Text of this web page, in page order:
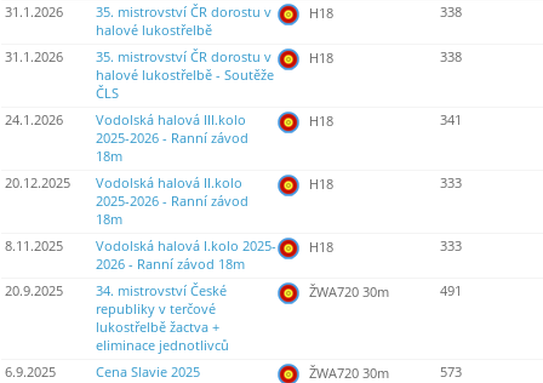
31.1.2026
35. mistrovství ČR dorostu v
halové lukostřelbě
H18 338
31.1.2026
35. mistrovství ČR dorostu v
halové lukostřelbě - Soutěže
ČLS
H18 338
24.1.2026
Vodolská halová III.kolo
2025-2026 - Ranní závod
18m
H18 341
20.12.2025
Vodolská halová II.kolo
2025-2026 - Ranní závod
18m
H18 333
8.11.2025
Vodolská halová I.kolo 2025-
2026 - Ranní závod 18m
H18 333
20.9.2025
34. mistrovství České
republiky v terčové
lukostřelbě žactva +
eliminace jednotlivců
ŽWA720 30m 491
6.9.2025 Cena Slavie 2025 ŽWA720 30m 573